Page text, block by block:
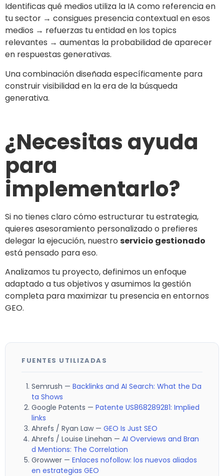
Identificas qué medios utiliza la IA como referencia en
tu sector → consigues presencia contextual en esos
medios → refuerzas tu entidad en los topics
relevantes → aumentas la probabilidad de aparecer
en respuestas generativas.
Una combinación diseñada específicamente para
construir visibilidad en la era de la búsqueda
generativa.
¿Necesitas ayuda
para
implementarlo?
Si no tienes claro cómo estructurar tu estrategia,
quieres asesoramiento personalizado o prefieres
delegar la ejecución, nuestro servicio gestionado
está pensado para eso.
Analizamos tu proyecto, definimos un enfoque
adaptado a tus objetivos y asumimos la gestión
completa para maximizar tu presencia en entornos
GEO.
FUENTES UTILIZADAS
Semrush — Backlinks and AI Search: What the Da
ta Shows
Google Patents — Patente US8682892B1: Implied
links
Ahrefs / Ryan Law — GEO Is Just SEO
Ahrefs / Louise Linehan — AI Overviews and Bran
d Mentions: The Correlation
Growwer — Enlaces nofollow: los nuevos aliados
en estrategias GEO